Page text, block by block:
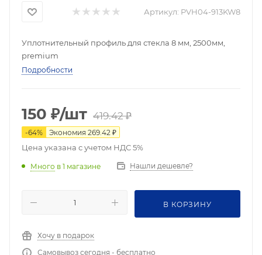
Артикул: PVH04-913KW8
Уплотнительный профиль для стекла 8 мм, 2500мм,
premium
Подробности
150 ₽/шт 419.42₽
-64% Экономия 269.42 ₽
Цена указана с учетом НДС 5%
Много в 1 магазине Нашли дешевле?
В КОРЗИНУ
Хочу в подарок
Самовывоз сегодня - бесплатно